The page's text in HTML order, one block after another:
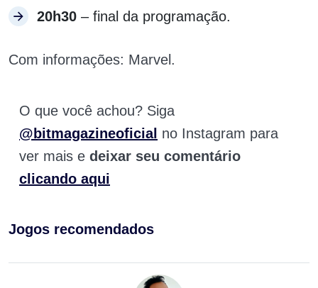
20h30 – final da programação.
Com informações: Marvel.
O que você achou? Siga
@bitmagazineoficial no Instagram para
ver mais e deixar seu comentário
clicando aqui
Jogos recomendados